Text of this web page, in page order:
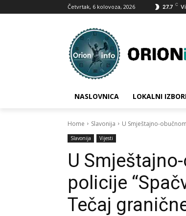
Četvrtak, 6 kolovoza, 2026 27.7 C
NASLOVNICA LOKALNI
Home Slavonija U Smještajno-
Slavonija Vijesti
U
policije
Tečaj